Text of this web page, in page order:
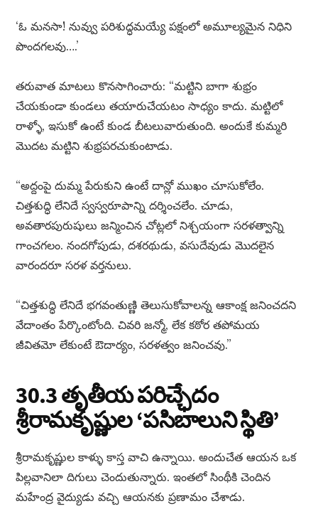
‘ఓ మనసా! నువ్వు పరిశుద్ధమయ్యే పక్షంలో అమూల్యమైన నిధిని
పొందగలవు….’
తరువాత మాటలు కొనసాగించారు: “మట్టిని బాగా శుభ్రం
చేయకుండా కుండలు తయారుచేయటం సాధ్యం కాదు. మట్టిలో
రాళ్ళో, ఇసుకో ఉంటే కుండ బీటలువారుతుంది. అందుకే కుమ్మరి
మొదట మట్టిని శుభ్రపరచుకుంటాడు.
“అద్దంపై దుమ్మ పేరుకుని ఉంటే దాన్లో ముఖం చూసుకోలేం.
చిత్తశుద్ధి లేనిదే స్వస్వరూపాన్ని దర్శించలేం. చూడు,
అవతారపురుషులు జన్మించిన చోట్లలో నిశ్చయంగా సరళత్వాన్ని
గాంచగలం. నందగోపుడు, దశరథుడు, వసుదేవుడు మొదలైన
వారందరూ సరళ వర్తనులు.
“చిత్తశుద్ధి లేనిదే భగవంతుణ్ణి తెలుసుకోవాలన్న ఆకాంక్ష జనించదని
వేదాంతం పేర్కొంటోంది. చివరి జన్మో, లేక కఠోర తపోమయ
జీవితమో లేకుంటే ఔదార్యం, సరళత్వం జనించవు.”
30.3 తృతీయ పరిచ్ఛేదం
శ్రీరామకృష్ణుల ‘పసిబాలుని స్థితి’
శ్రీరామకృష్ణుల కాళ్ళు కాస్త వాచి ఉన్నాయి. అందుచేత ఆయన ఒక
పిల్లవానిలా దిగులు చెందుతున్నారు. ఇంతలో సింథీకి చెందిన
మహేంద్ర వైద్యుడు వచ్చి ఆయనకు ప్రణామం చేశాడు.